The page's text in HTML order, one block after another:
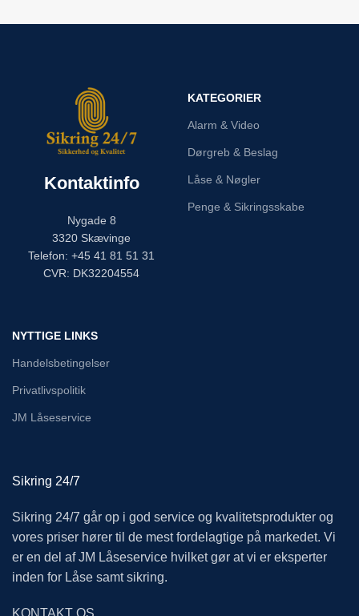
Kontaktinfo
Nygade 8
3320 Skævinge
Telefon: +45 41 81 51 31
CVR: DK32204554
KATEGORIER
Alarm & Video
Dørgreb & Beslag
Låse & Nøgler
Penge & Sikringsskabe
NYTTIGE LINKS
Handelsbetingelser
Privatlivspolitik
JM Låseservice
Sikring 24/7
Sikring 24/7 går op i god service og kvalitetsprodukter og
vores priser hører til de mest fordelagtige på markedet. Vi
er en del af JM Låseservice hvilket gør at vi er eksperter
inden for Låse samt sikring.
KONTAKT OS